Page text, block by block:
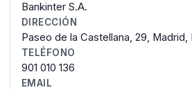
Bankinter S.A.
DIRECCIÓN
Paseo de la Castellana, 29, Madrid,
TELÉFONO
901 010 136
EMAIL